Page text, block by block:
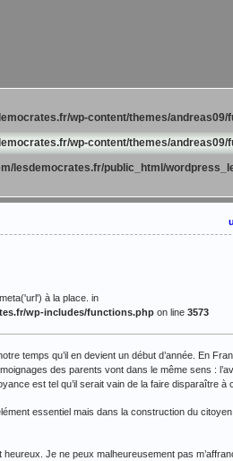
wp-content/themes/andreas09/
wp-content/themes/andreas09/
lesdemocrates.fr/public_html/
à la place. in
wp-includes/functions.php on line 3573
temps qu’il en devient un début d’année. En
des parents vont dans le même sens :
est tel qu’il serait vain de la faire disparaître à
essentiel mais dans la construction du
Je ne peux malheureusement pas